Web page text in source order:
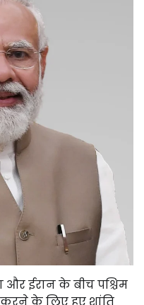
और ईरान के बीच पश्चिम
करने के लिए हुए शांति